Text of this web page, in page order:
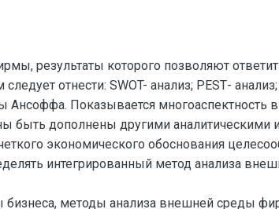
результаты которого позволяют
отнести: SWOT- анализ; РЕЅТ-
Ансоффа. Показывается
быть дополнены другими аналитическими
экономического обоснования
интегрированный метод анализа
методы анализа внешней среды